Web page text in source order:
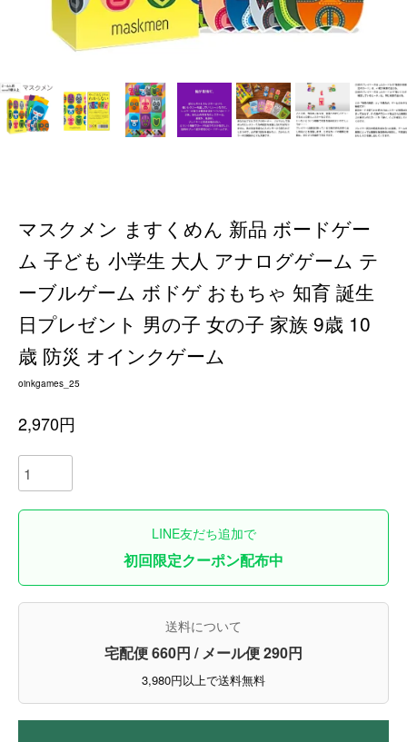
マスクメン ますくめん 新品 ボードゲー
ム 子ども 小学生 大人 アナログゲーム テ
ーブルゲーム ボドゲ おもちゃ 知育 誕生
日プレゼント 男の子 女の子 家族 9歳 10
歳 防災 オインクゲーム
oinkgames_25
2,970円
LINE友だち追加で
初回限定クーポン配布中
送料について
宅配便 660円 / メール便 290円
3,980円以上で送料無料